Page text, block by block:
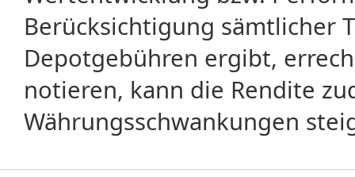
Berücksichtigung sämtlicher
Depotgebühren ergibt,
notieren, kann die Rendite
Währungsschwankungen